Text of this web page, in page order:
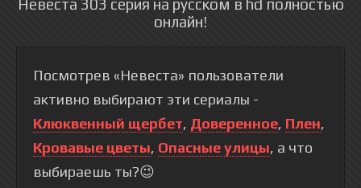
Невеста 303 серия на русском в hd полностью
онлайн!
Посмотрев «Невеста» пользователи
активно выбирают эти сериалы -
Клюквенный щербет, Доверенное, Плен,
Кровавые цветы, Опасные улицы, а что
выбираешь ты?😉